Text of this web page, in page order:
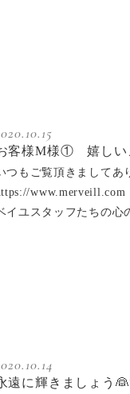
客様M様① 嬉しい
つもご覧頂きましてあ
イユスタッフたちの心
遠に輝きましょう